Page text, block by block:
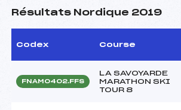
Résultats Nordique 2019
Codex Course
FNAM0402.FFS
LA SAVOYARDE
MARATHON SKI
TOUR 8